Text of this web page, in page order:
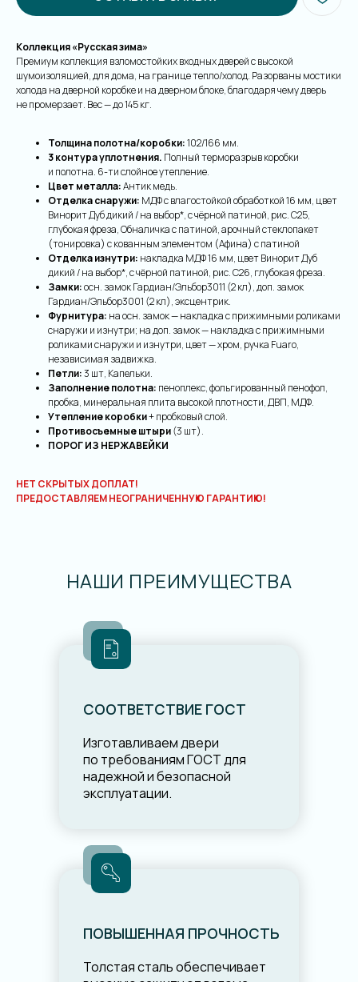
Коллекция «Русская зима»
Премиум коллекция взломостойких входных дверей с высокой
шумоизоляцией, для дома, на границе тепло/холод. Разорваны мостики
холода на дверной коробке и на дверном блоке, благодаря чему дверь
не промерзает. Вес — до 145 кг.
Толщина полотна/коробки:102/166 мм.
3 контура уплотнения. Полный терморазрыв коробки
и полотна. 6-ти слойное утепление.
Цвет металла:Антик медь.
Отделка снаружи: МДФ с влагостойкой обработкой 16 мм, цвет
Винорит Дуб дикий / на выбор*, с чёрной патиной, рис. С25,
глубокая фреза, Обналичка с патиной, арочный стеклопакет
(тонировка) с кованным элементом (Афина) с патиной
Отделка изнутри: накладка МДФ 16 мм, цвет Винорит Дуб
дикий / на выбор*, с чёрной патиной, рис. С26, глубокая фреза.
Замки:осн. замок Гардиан/Эльбор3011 (2 кл), доп. замок
Гардиан/Эльбор3001 (2 кл), эксцентрик.
Фурнитура: на осн. замок — накладка с прижимными роликами
снаружи и изнутри; на доп. замок — накладка с прижимными
роликами снаружи и изнутри, цвет — хром, ручка Fuaro,
независимая задвижка.
Петли:3 шт, Капельки.
Заполнение полотна: пеноплекс, фольгированный пенофол,
пробка, минеральная плита высокой плотности, ДВП, МДФ.
Утепление коробки+ пробковый слой.
Противосъемные штыри(3 шт).
ПОРОГ ИЗ НЕРЖАВЕЙКИ
НЕТ СКРЫТЫХ ДОПЛАТ!
ПРЕДОСТАВЛЯЕМ НЕОГРАНИЧЕННУЮ ГАРАНТИЮ!
НАШИ ПРЕИМУЩЕСТВА
СООТВЕТСТВИЕ ГОСТ
Изготавливаем двери
по требованиям ГОСТ для
надежной и безопасной
эксплуатации.
ПОВЫШЕННАЯ ПРОЧНОСТЬ
Толстая сталь обеспечивает